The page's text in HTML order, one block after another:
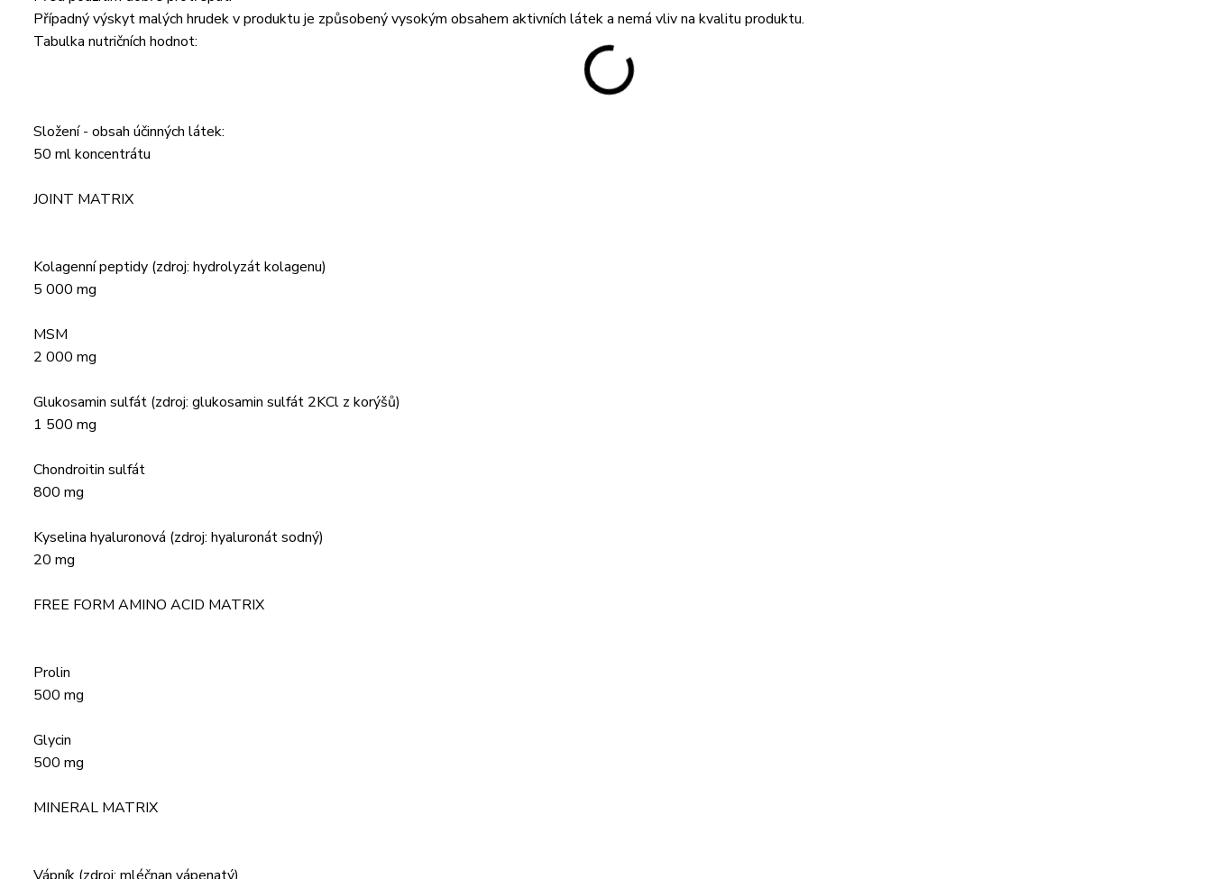
Případný výskyt malých hrudek v produktu je způsobený vysokým obsahem aktivních látek a nemá vliv na kvalitu produktu.
Tabulka nutričních hodnot:
Složení - obsah účinných látek:
50 ml koncentrátu
JOINT MATRIX
Kolagenní peptidy (zdroj: hydrolyzát kolagenu)
5 000 mg
MSM
2 000 mg
Glukosamin sulfát (zdroj: glukosamin sulfát 2KCl z korýšů)
1 500 mg
Chondroitin sulfát
800 mg
Kyselina hyaluronová (zdroj: hyaluronát sodný)
20 mg
FREE FORM AMINO ACID MATRIX
Prolin
500 mg
Glycin
500 mg
MINERAL MATRIX